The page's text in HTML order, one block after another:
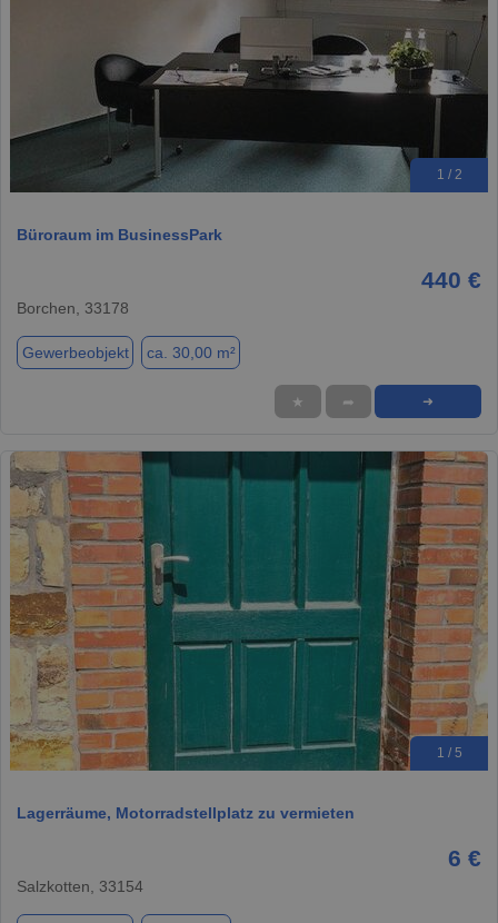
1 / 2
Büroraum im BusinessPark
440 €
Borchen, 33178
Gewerbeobjekt ca. 30,00 m²
★ ➦ ➜
1 / 5
Lagerräume, Motorradstellplatz zu vermieten
6 €
Salzkotten, 33154